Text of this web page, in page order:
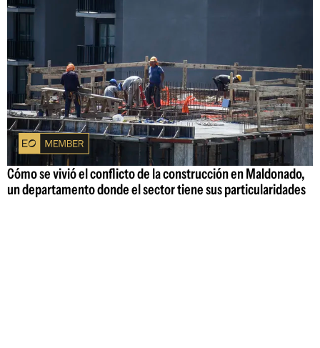
Cómo se vivió el conflicto de la construcción en Maldonado,
un departamento donde el sector tiene sus particularidades